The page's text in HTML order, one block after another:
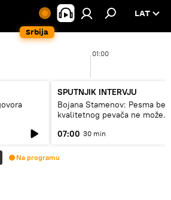
Srbija
LAT
01:00
SPUTNJIK INTERVJU
Bojana Stamenov: Pesma bez
kvalitetnog pevača ne može
07:00 30 min
Na programu